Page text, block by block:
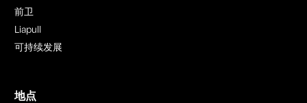
前卫
Liapull
可持续发展
地点